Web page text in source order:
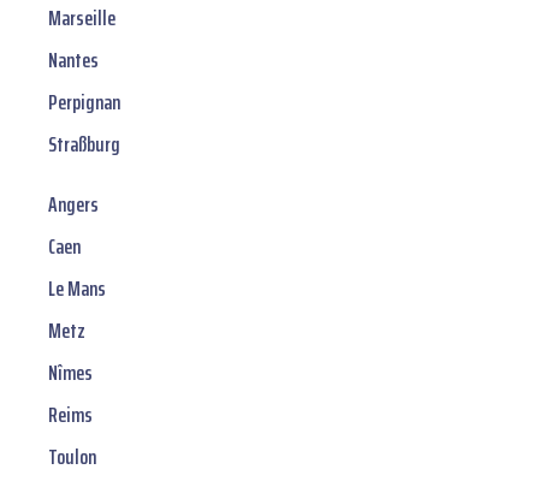
Marseille
Nantes
Perpignan
Straßburg
Angers
Caen
Le Mans
Metz
Nîmes
Reims
Toulon